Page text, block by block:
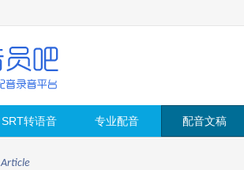
SRT转语音 专业配音 配音文稿
Article